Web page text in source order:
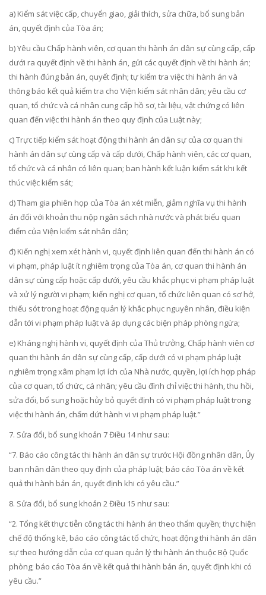
a) Kiểm sát việc cấp, chuyển giao, giải thích, sửa chữa, bổ sung bản
án, quyết định của Tòa án;
b) Yêu cầu Chấp hành viên, cơ quan thi hành án dân sự cùng cấp, cấp
dưới ra quyết định về thi hành án, gửi các quyết định về thi hành án;
thi hành đúng bản án, quyết định; tự kiểm tra việc thi hành án và
thông báo kết quả kiểm tra cho Viện kiểm sát nhân dân; yêu cầu cơ
quan, tổ chức và cá nhân cung cấp hồ sơ, tài liệu, vật chứng có liên
quan đến việc thi hành án theo quy định của Luật này;
c) Trực tiếp kiểm sát hoạt động thi hành án dân sự của cơ quan thi
hành án dân sự cùng cấp và cấp dưới, Chấp hành viên, các cơ quan,
tổ chức và cá nhân có liên quan; ban hành kết luận kiểm sát khi kết
thúc việc kiểm sát;
d) Tham gia phiên họp của Tòa án xét miễn, giảm nghĩa vụ thi hành
án đối với khoản thu nộp ngân sách nhà nước và phát biểu quan
điểm của Viện kiểm sát nhân dân;
đ) Kiến nghị xem xét hành vi, quyết định liên quan đến thi hành án có
vi phạm, pháp luật ít nghiêm trọng của Tòa án, cơ quan thi hành án
dân sự cùng cấp hoặc cấp dưới, yêu cầu khắc phục vi phạm pháp luật
và xử lý người vi phạm; kiến nghị cơ quan, tổ chức liên quan có sơ hở,
thiếu sót trong hoạt động quản lý khắc phục nguyên nhân, điều kiện
dẫn tới vi phạm pháp luật và áp dụng các biện pháp phòng ngừa;
e) Kháng nghị hành vi, quyết định của Thủ trưởng, Chấp hành viên cơ
quan thi hành án dân sự cùng cấp, cấp dưới có vi phạm pháp luật
nghiêm trọng xâm phạm lợi ích của Nhà nước, quyền, lợi ích hợp pháp
của cơ quan, tổ chức, cá nhân; yêu cầu đình chỉ việc thi hành, thu hồi,
sửa đổi, bổ sung hoặc hủy bỏ quyết định có vi phạm pháp luật trong
việc thi hành án, chấm dứt hành vi vi phạm pháp luật.”
7. Sửa đổi, bổ sung khoản 7 Điều 14như sau:
“7. Báo cáo công tác thi hành án dân sự trước Hội đồng nhân dân, Ủy
ban nhân dân theo quy định của pháp luật; báo cáo Tòa án về kết
quả thi hành bản án, quyết định khi có yêu cầu.”
8. Sửa đổi, bổ sung khoản 2 Điều 15 như sau:
“2. Tổng kết thực tiễn công tác thi hành án theo thẩm quyền; thực hiện
chế độ thống kê, báo cáo công tác tổ chức, hoạt động thi hành án dân
sự theo hướng dẫn của cơ quan quản lý thi hành án thuộc Bộ Quốc
phòng; báo cáo Tòa án về kết quả thi hành bản án, quyết định khi có
yêu cầu.”